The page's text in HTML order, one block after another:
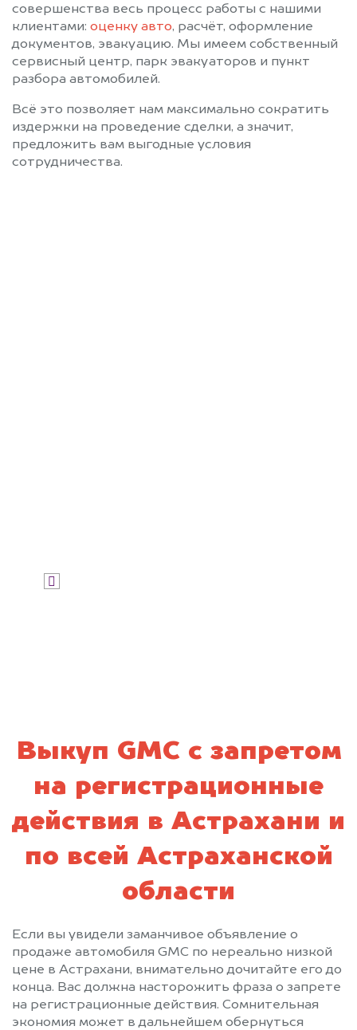
совершенства весь процесс работы с нашими
клиентами: оценку авто, расчёт, оформление
документов, эвакуацию. Мы имеем собственный
сервисный центр, парк эвакуаторов и пункт
разбора автомобилей.
Всё это позволяет нам максимально сократить
издержки на проведение сделки, а значит,
предложить вам выгодные условия
сотрудничества.
Выкуп GMC с запретом
на регистрационные
действия в Астрахани и
по всей Астраханской
области
Если вы увидели заманчивое объявление о
продаже автомобиля GMC по нереально низкой
цене в Астрахани, внимательно дочитайте его до
конца. Вас должна насторожить фраза о запрете
на регистрационные действия. Сомнительная
экономия может в дальнейшем обернуться